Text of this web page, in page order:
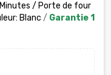
/ Porte de four
Blanc / Garantie 1